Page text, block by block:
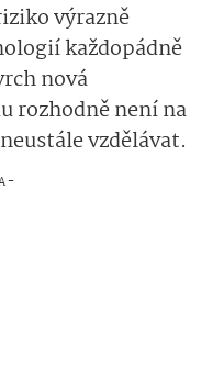
výrazně
každopádně
nová
rozhodně není na
vzdělávat.